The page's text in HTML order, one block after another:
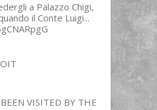
a Palazzo Chigi,
il Conte Luigi...
VISITED BY THE